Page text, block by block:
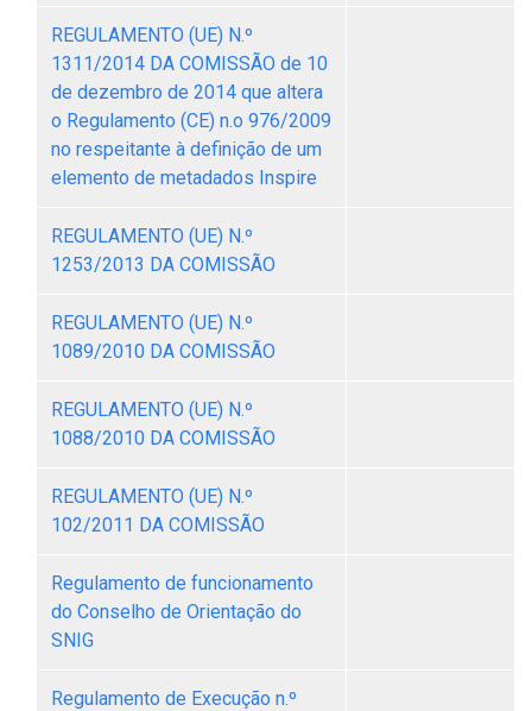
REGULAMENTO (UE) N.º
1311/2014 DA COMISSÃO de 10
de dezembro de 2014 que altera
o Regulamento (CE) n.o 976/2009
no respeitante à definição de um
elemento de metadados Inspire
REGULAMENTO (UE) N.º
1253/2013 DA COMISSÃO
REGULAMENTO (UE) N.º
1089/2010 DA COMISSÃO
REGULAMENTO (UE) N.º
1088/2010 DA COMISSÃO
REGULAMENTO (UE) N.º
102/2011 DA COMISSÃO
Regulamento de funcionamento
do Conselho de Orientação do
SNIG
Regulamento de Execução n.º